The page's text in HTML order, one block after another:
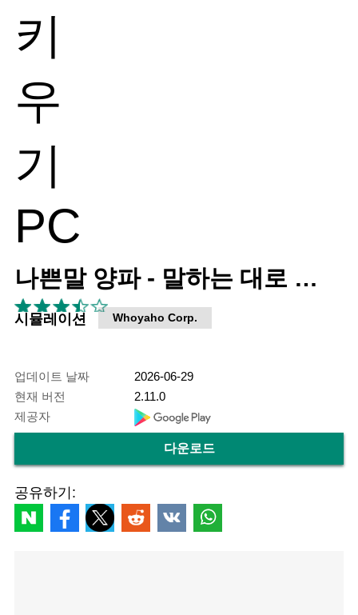
나쁜말 양파 - 말하는 대로 자라는 양파 키우기
시뮬레이션 Whoyaho Corp.
업데이트 날짜
2026-06-29
현재 버전
2.11.0
제공자
다운로드
공유하기: